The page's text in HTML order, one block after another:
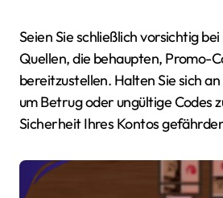
Seien Sie schließlich vorsichtig
Quellen, die behaupten, Promo-
bereitzustellen. Halten Sie sich
um Betrug oder ungültige Codes
Sicherheit Ihres Kontos